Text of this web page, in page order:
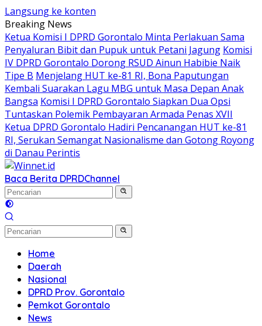
Langsung ke konten
Breaking News
Ketua Komisi I DPRD Gorontalo Minta Perlakuan Sama
Penyaluran Bibit dan Pupuk untuk Petani Jagung Komisi
IV DPRD Gorontalo Dorong RSUD Ainun Habibie Naik
Tipe B Menjelang HUT ke-81 RI, Bona Paputungan
Kembali Suarakan Lagu MBG untuk Masa Depan Anak
Bangsa Komisi I DPRD Gorontalo Siapkan Dua Opsi
Tuntaskan Polemik Pembayaran Armada Penas XVII
Ketua DPRD Gorontalo Hadiri Pencanangan HUT ke-81
RI, Serukan Semangat Nasionalisme dan Gotong Royong
di Danau Perintis
Baca Berita DPRDChannel
Home
Daerah
Nasional
DPRD Prov. Gorontalo
Pemkot Gorontalo
News